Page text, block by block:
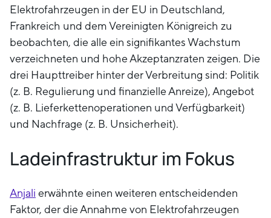
Elektrofahrzeugen in der EU in Deutschland,
Frankreich und dem Vereinigten Königreich zu
beobachten, die alle ein signifikantes Wachstum
verzeichneten und hohe Akzeptanzraten zeigen. Die
drei Haupttreiber hinter der Verbreitung sind: Politik
(z. B. Regulierung und finanzielle Anreize), Angebot
(z. B. Lieferkettenoperationen und Verfügbarkeit)
und Nachfrage (z. B. Unsicherheit).
Ladeinfrastruktur im Fokus
Anjali erwähnte einen weiteren entscheidenden
Faktor, der die Annahme von Elektrofahrzeugen